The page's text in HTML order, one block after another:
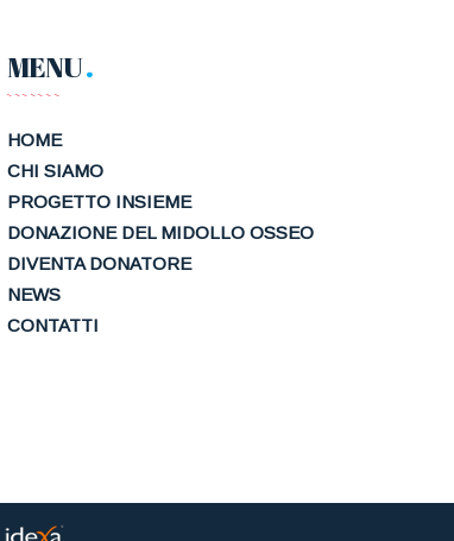
MENU
HOME
CHI SIAMO
PROGETTO INSIEME
DONAZIONE DEL MIDOLLO OSSEO
DIVENTA DONATORE
NEWS
CONTATTI